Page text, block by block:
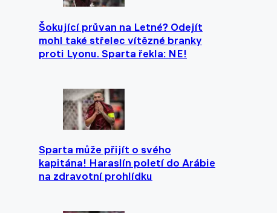
Šokující průvan na Letné? Odejít
mohl také střelec vítězné branky
proti Lyonu. Sparta řekla: NE!
Sparta může přijít o svého
kapitána! Haraslín poletí do Arábie
na zdravotní prohlídku